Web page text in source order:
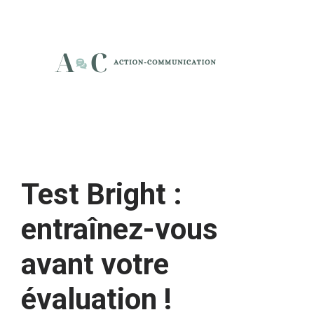
Test Bright :
entraînez-vous
avant votre
évaluation !